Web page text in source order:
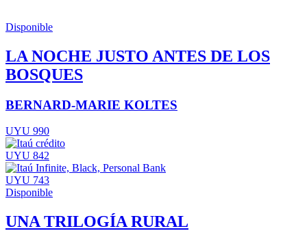
Disponible
LA NOCHE JUSTO ANTES DE LOS
BOSQUES
BERNARD-MARIE KOLTES
UYU 990
UYU 842
UYU 743
Disponible
UNA TRILOGÍA RURAL